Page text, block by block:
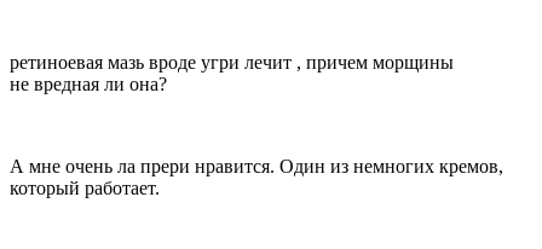
ретиноевая мазь вроде угри лечит , причем морщины
не вредная ли она?
А мне очень ла прери нравится. Один из немногих кремов,
который работает.